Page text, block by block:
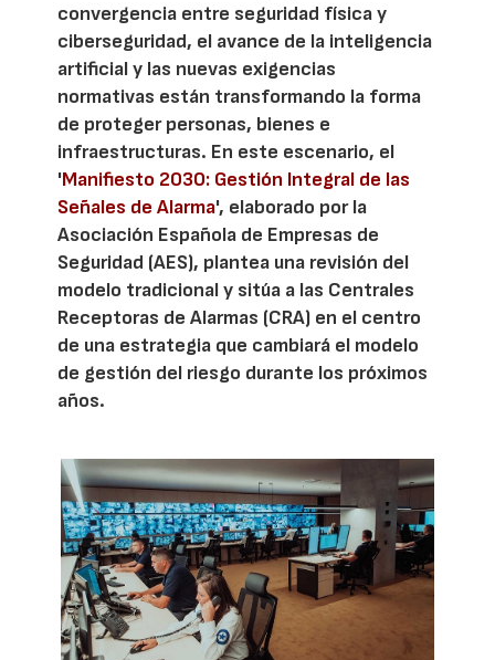
convergencia entre seguridad física y
ciberseguridad, el avance de la inteligencia
artificial y las nuevas exigencias
normativas están transformando la forma
de proteger personas, bienes e
infraestructuras. En este escenario, el
'Manifiesto 2030: Gestión Integral de las
Señales de Alarma', elaborado por la
Asociación Española de Empresas de
Seguridad (AES), plantea una revisión del
modelo tradicional y sitúa a las Centrales
Receptoras de Alarmas (CRA) en el centro
de una estrategia que cambiará el modelo
de gestión del riesgo durante los próximos
años.